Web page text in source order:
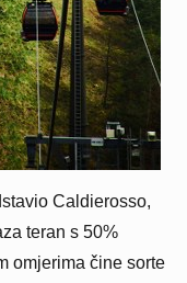
Caldierosso,
teran s 50%
omjerima čine sorte